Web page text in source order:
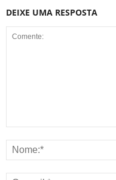
DEIXE UMA RESPOSTA